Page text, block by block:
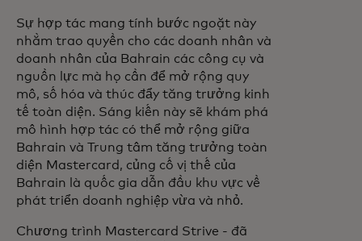
Sự hợp tác mang tính bước ngoặt này
nhằm trao quyền cho các doanh nhân và
doanh nhân của Bahrain các công cụ và
nguồn lực mà họ cần để mở rộng quy
mô, số hóa và thúc đẩy tăng trưởng kinh
tế toàn diện. Sáng kiến này sẽ khám phá
mô hình hợp tác có thể mở rộng giữa
Bahrain và Trung tâm tăng trưởng toàn
diện Mastercard, củng cố vị thế của
Bahrain là quốc gia dẫn đầu khu vực về
phát triển doanh nghiệp vừa và nhỏ.
Chương trình Mastercard Strive - đã